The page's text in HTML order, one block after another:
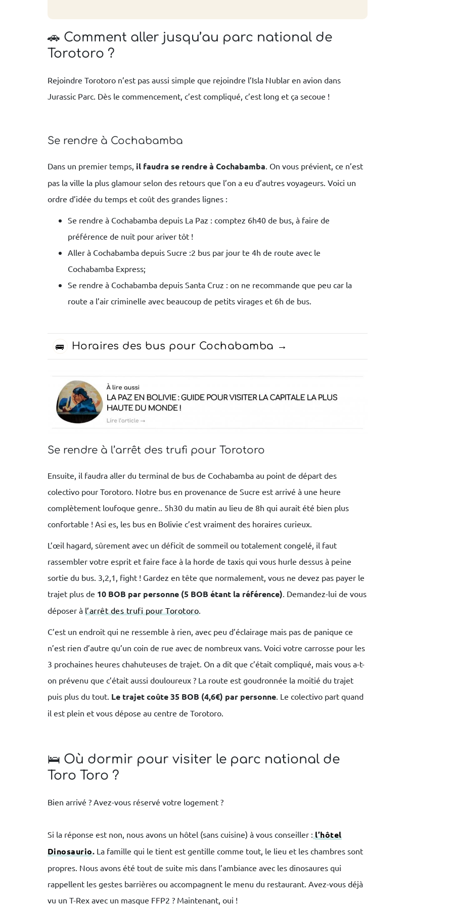
🚗 Comment aller jusqu’au parc national de
Torotoro ?
Rejoindre Torotoro n’est pas aussi simple que rejoindre l’Isla Nublar en avion dans
Jurassic Parc. Dès le commencement, c’est compliqué, c’est long et ça secoue !
Se rendre à Cochabamba
Dans un premier temps, il faudra se rendre à Cochabamba . On vous prévient, ce n’est
pas la ville la plus glamour selon des retours que l’on a eu d’autres voyageurs. Voici un
ordre d’idée du temps et coût des grandes lignes :
Se rendre à Cochabamba depuis La Paz : comptez 6h40 de bus, à faire de
préférence de nuit pour ariver tôt !
Aller à Cochabamba depuis Sucre :2 bus par jour te 4h de route avec le
Cochabamba Express;
Se rendre à Cochabamba depuis Santa Cruz : on ne recommande que peu car la
route a l’air criminelle avec beaucoup de petits virages et 6h de bus.
🚌 Horaires des bus pour Cochabamba
Se rendre à l’arrêt des trufi pour Torotoro
Ensuite, il faudra aller du terminal de bus de Cochabamba au point de départ des
colectivo pour Torotoro. Notre bus en provenance de Sucre est arrivé à une heure
complètement loufoque genre.. 5h30 du matin au lieu de 8h qui aurait été bien plus
confortable ! Asi es, les bus en Bolivie c’est vraiment des horaires curieux.
L’œil hagard, sûrement avec un déficit de sommeil ou totalement congelé, il faut
rassembler votre esprit et faire face à la horde de taxis qui vous hurle dessus à peine
sortie du bus. 3,2,1, fight ! Gardez en tête que normalement, vous ne devez pas payer le
trajet plus de 10 BOB par personne (5 BOB étant la référence) . Demandez-lui de vous
déposer à l’arrêt des trufi pour Torotoro
C’est un endroit qui ne ressemble à rien, avec peu d’éclairage mais pas de panique ce
n’est rien d’autre qu’un coin de rue avec de nombreux vans. Voici votre carrosse pour les
3 prochaines heures chahuteuses de trajet. On a dit que c’était compliqué, mais vous a-t-
on prévenu que c’était aussi douloureux ? La route est goudronnée la moitié du trajet
puis plus du tout. Le trajet coûte 35 BOB (4,6€) par personne. Le colectivo part quand
il est plein et vous dépose au centre de Torotoro.
🛌 Où dormir pour visiter le parc national de
Toro Toro ?
Bien arrivé ? Avez-vous réservé votre logement ?
Si la réponse est non, nous avons un hôtel (sans cuisine) à vous conseiller : l’hôtel
Dinosaurio.La famille qui le tient est gentille comme tout, le lieu et les chambres sont
propres. Nous avons été tout de suite mis dans l’ambiance avec les dinosaures qui
rappellent les gestes barrières ou accompagnent le menu du restaurant. Avez-vous déjà
vu un T-Rex avec un masque FFP2 ? Maintenant, oui !